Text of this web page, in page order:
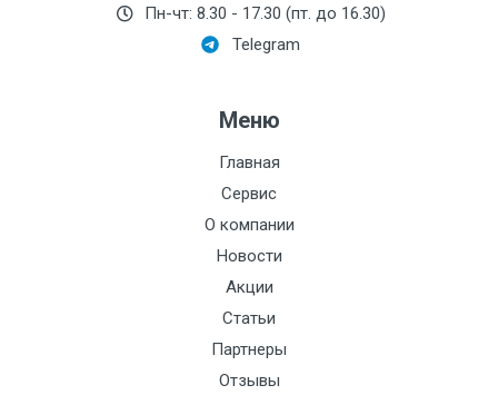
Пн-чт: 8.30 - 17.30 (пт. до 16.30)
Telegram
Меню
Главная
Сервис
О компании
Новости
Акции
Статьи
Партнеры
Отзывы